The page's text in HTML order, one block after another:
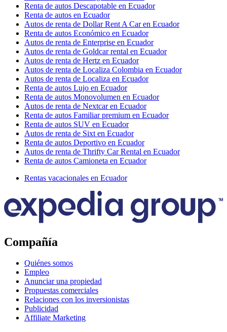
Renta de autos Descapotable en Ecuador
Renta de autos en Ecuador
Autos de renta de Dollar Rent A Car en Ecuador
Renta de autos Económico en Ecuador
Autos de renta de Enterprise en Ecuador
Autos de renta de Goldcar rental en Ecuador
Autos de renta de Hertz en Ecuador
Autos de renta de Localiza Colombia en Ecuador
Autos de renta de Localiza en Ecuador
Renta de autos Lujo en Ecuador
Renta de autos Monovolumen en Ecuador
Autos de renta de Nextcar en Ecuador
Renta de autos Familiar premium en Ecuador
Renta de autos SUV en Ecuador
Autos de renta de Sixt en Ecuador
Renta de autos Deportivo en Ecuador
Autos de renta de Thrifty Car Rental en Ecuador
Renta de autos Camioneta en Ecuador
Rentas vacacionales en Ecuador
Compañía
Quiénes somos
Empleo
Anunciar una propiedad
Propuestas comerciales
Relaciones con los inversionistas
Publicidad
Affiliate Marketing